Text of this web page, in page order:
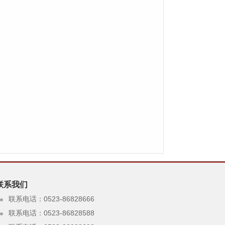
系我们
联系电话：0523-86828666
联系电话：0523-86828588